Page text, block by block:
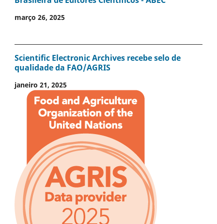
março 26, 2025
Scientific Electronic Archives recebe selo de
qualidade da FAO/AGRIS
janeiro 21, 2025